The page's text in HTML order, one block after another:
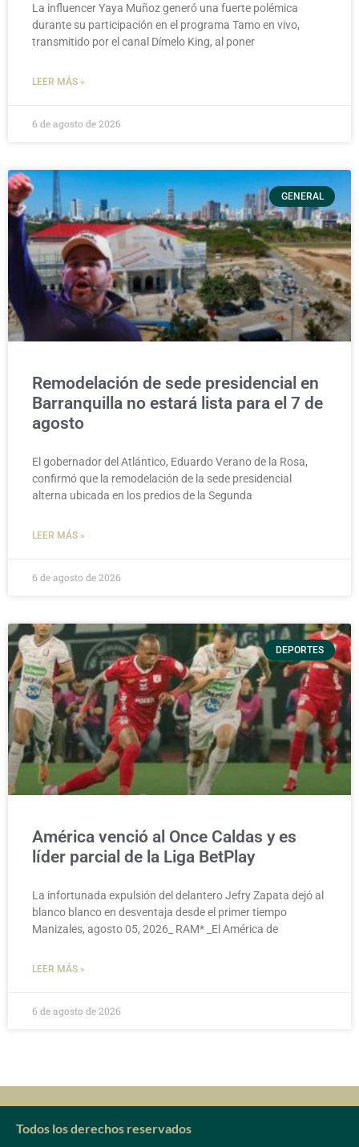
La influencer Yaya Muñoz generó una fuerte polémica
durante su participación en el programa Tamo en vivo,
transmitido por el canal Dímelo King, al poner
LEER MÁS »
6 de agosto de 2026
GENERAL
Remodelación de sede presidencial en
Barranquilla no estará lista para el 7 de
agosto
El gobernador del Atlántico, Eduardo Verano de la Rosa,
confirmó que la remodelación de la sede presidencial
alterna ubicada en los predios de la Segunda
LEER MÁS »
6 de agosto de 2026
DEPORTES
América venció al Once Caldas y es
líder parcial de la Liga BetPlay
La infortunada expulsión del delantero Jefry Zapata dejó al
blanco blanco en desventaja desde el primer tiempo
Manizales, agosto 05, 2026_ RAM* _El América de
LEER MÁS »
6 de agosto de 2026
Todos los derechos reservados